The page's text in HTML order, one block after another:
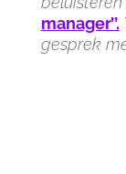
manager’’.
gesprek